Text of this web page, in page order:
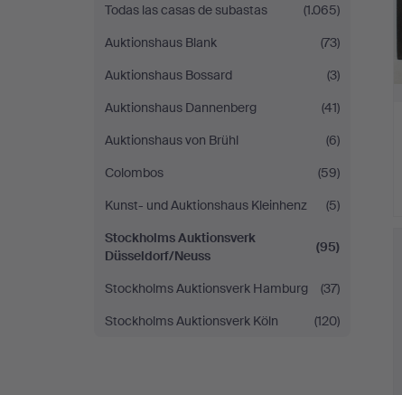
Todas las casas de subastas
(1.065)
Auktionshaus Blank
(73)
Auktionshaus Bossard
(3)
Auktionshaus Dannenberg
(41)
Auktionshaus von Brühl
(6)
Colombos
(59)
Kunst- und Auktionshaus Kleinhenz
(5)
Stockholms Auktionsverk
Düsseldorf/Neuss
(95)
Stockholms Auktionsverk Hamburg
(37)
Stockholms Auktionsverk Köln
(120)